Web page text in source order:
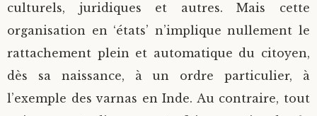
culturels, juridiques et autres. Mais cette
organisation en ‘états’ n’implique nullement le
rattachement plein et automatique du citoyen,
dès sa naissance, à un ordre particulier, à
l’exemple des varnas en Inde. Au contraire, tout